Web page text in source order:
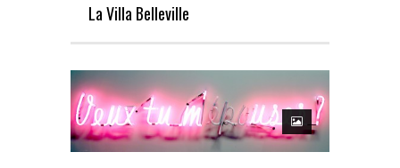
La Villa Belleville